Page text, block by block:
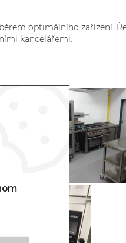
optimálního zařízení.
kancelářemi.